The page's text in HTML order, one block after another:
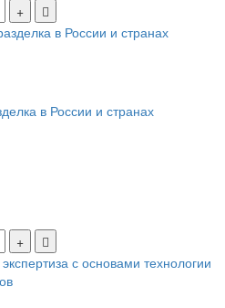
в России и странах